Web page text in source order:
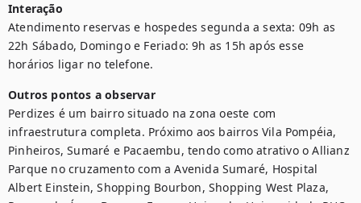
Interação
Atendimento reservas e hospedes segunda a sexta: 09h as
22h Sábado, Domingo e Feriado: 9h as 15h após esse
horários ligar no telefone.
Outros pontos a observar
Perdizes é um bairro situado na zona oeste com
infraestrutura completa. Próximo aos bairros Vila Pompéia,
Pinheiros, Sumaré e Pacaembu, tendo como atrativo o Allianz
Parque no cruzamento com a Avenida Sumaré, Hospital
Albert Einstein, Shopping Bourbon, Shopping West Plaza,